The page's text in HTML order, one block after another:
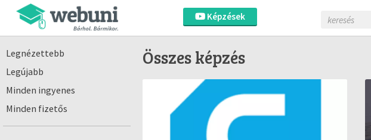
Képzések
Legnézettebb
Legújabb
Minden ingyenes
Minden fizetős
Összes képzés